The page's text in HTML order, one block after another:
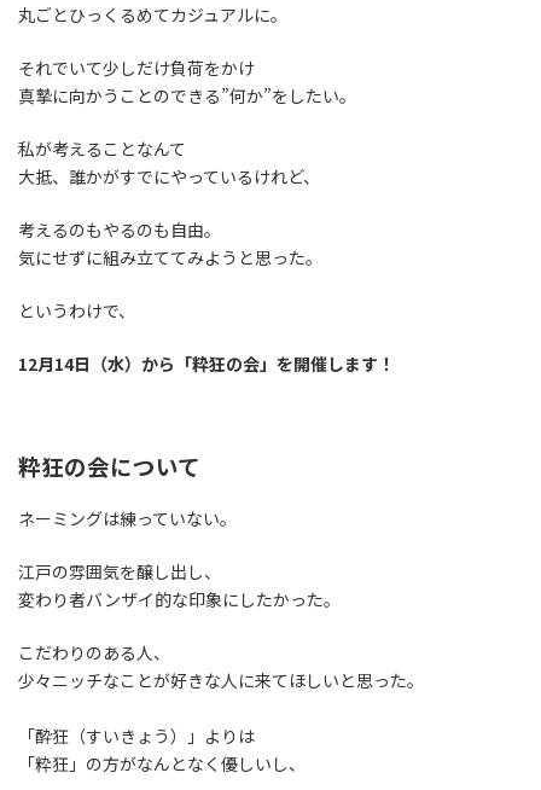
丸ごとひっくるめてカジュアルに。
それでいて少しだけ負荷をかけ
真摯に向かうことのできる”何か”をしたい。
私が考えることなんて
大抵、誰かがすでにやっているけれど、
考えるのもやるのも自由。
気にせずに組み立ててみようと思った。
というわけで、
12月14日（水）から「粋狂の会」を開催します！
粋狂の会について
ネーミングは練っていない。
江戸の雰囲気を醸し出し、
変わり者バンザイ的な印象にしたかった。
こだわりのある人、
少々ニッチなことが好きな人に来てほしいと思った。
「酔狂（すいきょう）」よりは
「粋狂」の方がなんとなく優しいし、